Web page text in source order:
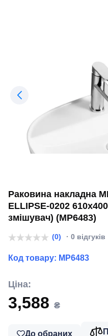
Раковина накладна
ELLIPSE-0202
змішувач) (MP6483)
(0) · 0 відгуків
Код товару: MP6483
Ціна:
3,588 ₴
До обраних